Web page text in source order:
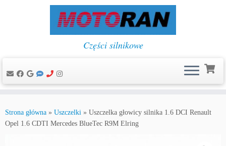
do
treści
Części silnikowe
Strona główna » Uszczelki » Uszczelka głowicy silnika 1.6 DCI Renault
Opel 1.6 CDTI Mercedes BlueTec R9M Elring